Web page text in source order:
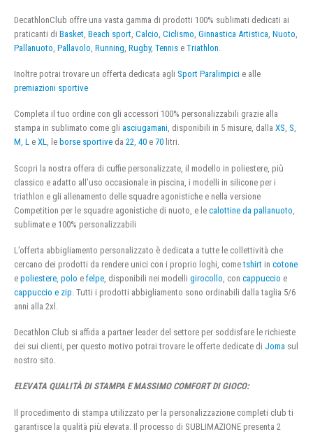
DecathlonClub offre una vasta gamma di prodotti 100% sublimati dedicati ai
praticanti di Basket Beach sport Calcio Ciclismo Ginnastica Artistica Nuoto
Pallanuoto Pallavolo Running Rugby, Tennis e Triathlon
Inoltre potrai trovare un offerta dedicata agli Sport Paralimpici e alle
premiazioni sportive
Completa il tuo ordine con gli accessori 100% personalizzabili grazie alla
stampa in sublimato come gli asciugamani, disponibili in 5 misure, dalla XS, S,
M, L e XL, le borse sportive da 22, 40 e 70 litri.
Scopri la nostra offera di cuffie personalizzate, il modello in poliestere, più
classico e adatto all’uso occasionale in piscina, i modelli in silicone per i
triathlon e gli allenamento delle squadre agonistiche e nella versione
Competition per le squadre agonistiche di nuoto, e le calottine da pallanuoto
sublimate e 100% personalizzabili
L’offerta abbigliamento personalizzato è dedicata a tutte le collettività che
cercano dei prodotti da rendere unici con i proprio loghi, cometshirt in cotone
e poliestere polo e felpe , disponibili nei modelli girocollo , con cappuccio e
cappuccio e zip . Tutti i prodotti abbigliamento sono ordinabili dalla taglia 5/6
anni alla 2xl.
Decathlon Club si affida a partner leader del settore per soddisfare le richieste
dei sui clienti, per questo motivo potrai trovare le offerte dedicate di Joma sul
nostro sito.
ELEVATA QUALITÀ DI STAMPA E MASSIMO COMFORT DI GIOCO:
Il procedimento di stampa utilizzato per la personalizzazione completi club ti
garantisce la qualità più elevata. Il processo di SUBLIMAZIONE presenta 2